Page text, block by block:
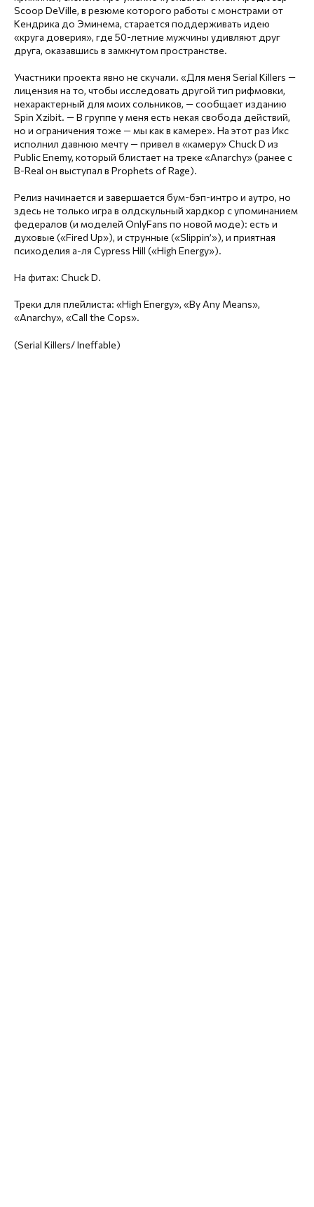
Scoop DeVille, в резюме которого работы с монстрами от
Кендрика до Эминема, старается поддерживать идею
«круга доверия», где 50-летние мужчины удивляют друг
друга, оказавшись в замкнутом пространстве.
Участники проекта явно не скучали. «Для меня Serial Killers —
лицензия на то, чтобы исследовать другой тип рифмовки,
нехарактерный для моих сольников, — сообщает изданию
Spin Xzibit. — В группе у меня есть некая свобода действий,
но и ограничения тоже — мы как в камере». На этот раз Икс
исполнил давнюю мечту — привел в «камеру» Chuck D из
Public Enemy, который блистает на треке «Anarchy» (ранее с
B-Real он выступал в Prophets of Rage).
Релиз начинается и завершается бум-бэп-интро и аутро, но
здесь не только игра в олдскульный хардкор с упоминанием
федералов (и моделей OnlyFans по новой моде): есть и
духовые («Fired Up»), и струнные («Slippin’»), и приятная
психоделия а-ля Cypress Hill («High Energy»).
На фитах: Chuck D.
Треки для плейлиста: «High Energy», «By Any Means»,
«Anarchy», «Call the Cops».
(Serial Killers/ Ineffable)